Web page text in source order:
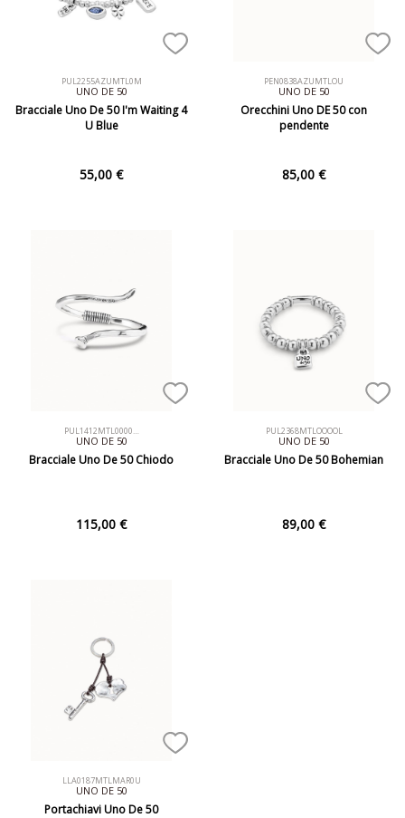
PUL2255AZUMTL0M
UNO DE 50
Bracciale Uno De 50 I'm Waiting 4
U Blue
55,00 €
PEN0838AZUMTLOU
UNO DE 50
Orecchini Uno DE 50 con
pendente
85,00 €
PUL1412MTL0000…
UNO DE 50
Bracciale Uno De 50 Chiodo
115,00 €
PUL2368MTLOOOOL
UNO DE 50
Bracciale Uno De 50 Bohemian
89,00 €
LLA0187MTLMAR0U
UNO DE 50
Portachiavi Uno De 50